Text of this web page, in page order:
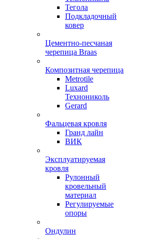
Тегола
Подкладочный
ковер
Цементно-песчаная
черепица Braas
Композитная черепица
Metrotile
Luxard
Технониколь
Gerard
Фальцевая кровля
Гранд лайн
ВИК
Эксплуатируемая
кровля
Рулонный
кровельный
материал
Регулируемые
опоры
Ондулин